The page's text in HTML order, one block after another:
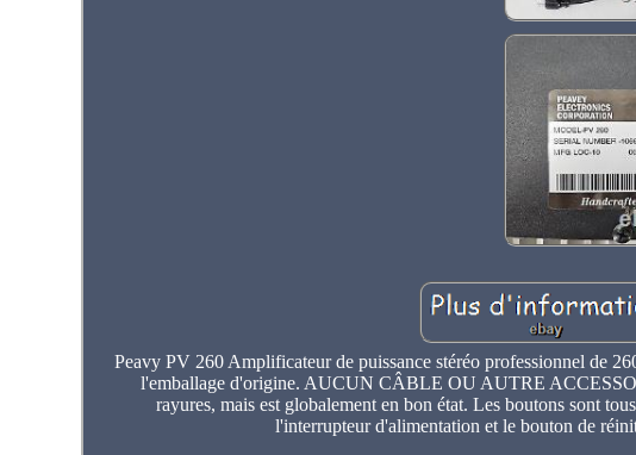
Peavy PV 260 Amplificateur de puissance stéréo professionnel de
l'emballage d'origine. AUCUN CÂBLE OU AUTRE
rayures, mais est globalement en bon état. Les boutons sont
l'interrupteur d'alimentation et le bouton de